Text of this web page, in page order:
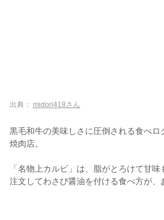
出典： midori418さん
黒毛和牛の美味しさに圧倒される食べ
焼肉店。
「名物上カルビ」は、脂がとろけて甘
注文してわさび醤油を付ける食べ方が、